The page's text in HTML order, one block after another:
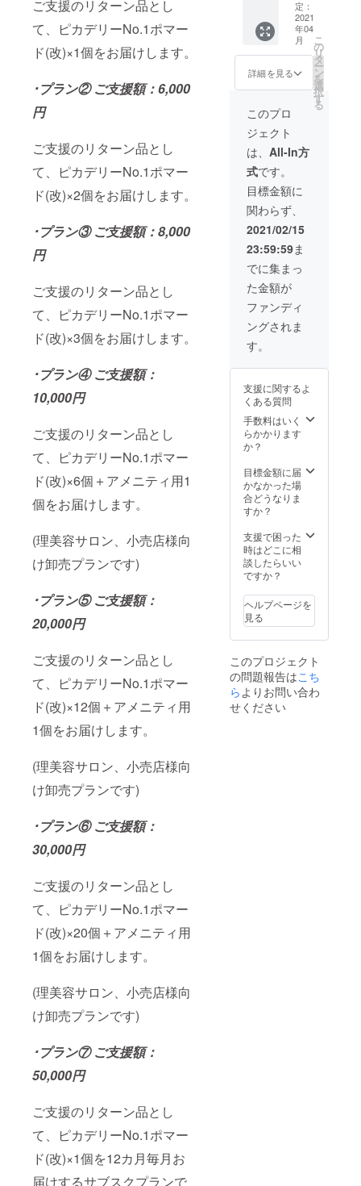
ご支援のリターン品とし
て、ピカデリーNo.1ポマー
ド(改)×1個をお届けします。
･プラン② ご支援額：6,000
円
ご支援のリターン品とし
て、ピカデリーNo.1ポマー
ド(改)×2個をお届けします。
･プラン③ ご支援額：8,000
円
ご支援のリターン品とし
て、ピカデリーNo.1ポマー
ド(改)×3個をお届けします。
･プラン④ ご支援額：
10,000円
ご支援のリターン品とし
て、ピカデリーNo.1ポマー
ド(改)×6個＋アメニティ用1
個をお届けします。
(理美容サロン、小売店様向
け卸売プランです)
･プラン⑤ ご支援額：
20,000円
ご支援のリターン品とし
て、ピカデリーNo.1ポマー
ド(改)×12個＋アメニティ用
1個をお届けします。
(理美容サロン、小売店様向
け卸売プランです)
･プラン⑥ ご支援額：
30,000円
ご支援のリターン品とし
て、ピカデリーNo.1ポマー
ド(改)×20個＋アメニティ用
1個をお届けします。
(理美容サロン、小売店様向
け卸売プランです)
･プラン⑦ ご支援額：
50,000円
ご支援のリターン品とし
て、ピカデリーNo.1ポマー
ド(改)×1個を12カ月毎月お
届けするサブスクプランで
ので、
あらか
じめご
了承く
ださ
い。
調整の
都合で
ファン
ディン
グ終了
後の量
ます。
工場の
混雑状
況に
よって
はお届
け日程
が多少
前後す
る可能
性があ
ります
ので、
あらか
じめご
了承く
ださ
い。
混雑状
況に
よって
は初回
のお届
け日程
が多少
前後す
る可能
性があ
ります
ので、
あらか
じめご
了承く
ださ
い。
ナルデ
ザイン
ラベル
を纏っ
たピカ
デリー
No.1ポ
マード
(改)を
100個お
届けし
ます。
※こちら
は理美
容サロ
ン、小
売店様
向け
OEMプ
ランで
す。お
申し込
みの折
には貴
店のお
名前を
入くだ
折り返
しオリ
ジナル
ラベル
作成に
連絡申
し上げ
ます。
また領
希望の
方は、
お申し
付けい
れば
PDF
ファイ
ルにて
致しま
す。 ※
生産数
調整の
都合で
定：
2021
年04
月
詳細を見る
こ
の
リ
タ
ー
ン
を
選
択
す
る
このプロ
ジェクト
は、 All-In方
式です。
目標金額に
関わらず、
2021/02/15
23:59:59ま
でに集まっ
た金額が
ファンディ
ングされま
す。
支援に関するよ
くある質問
手数料はいく
らかかります
か？
目標金額に届
かなかった場
合どうなりま
すか？
支援で困った
時はどこに相
談したらいい
ですか？
ヘルプページを
見る
このプロジェクト
の問題報告はこち
らよりお問い合わ
せください